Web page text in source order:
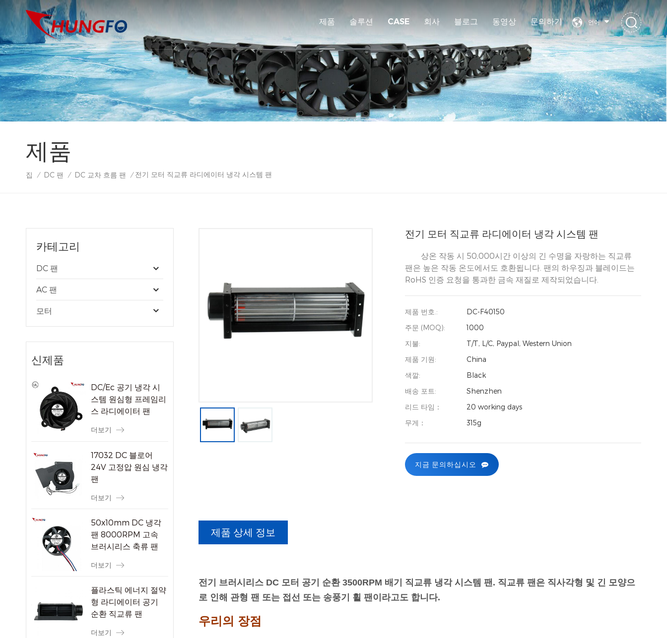
언어
제품 솔루션 CASE 회사 블로그 동영상 문의하기
제품
집 / DC 팬 / DC 교차 흐름 팬 / 전기 모터 직교류 라디에이터 냉각 시스템 팬
카테고리
DC 팬
AC 팬
모터
신제품
DC/Ec 공기 냉각 시
스템 원심형 프레임리
스 라디에이터 팬
더보기
17032 DC 블로어
24V 고정압 원심 냉각
팬
더보기
50x10mm DC 냉각
팬 8000RPM 고속
브러시리스 축류 팬
더보기
플라스틱 에너지 절약
형 라디에이터 공기
순환 직교류 팬
더보기
전기 모터 직교류 라디에이터 냉각 시스템 팬
상온 작동 시 50,000시간 이상의 긴 수명을 자랑하는 직교류
팬은 높은 작동 온도에서도 호환됩니다. 팬의 하우징과 블레이드는
RoHS 인증 요청을 통과한 금속 재질로 제작되었습니다.
제품 번호.:
DC-F40150
주문 (MOQ):
1000
지불:
T/T, L/C, Paypal, Western Union
제품 기원:
China
색깔:
Black
배송 포트:
Shenzhen
리드 타임：
20 working days
무게：
315g
지금 문의하십시오
제품 상세 정보
전기 브러시리스 DC 모터 공기 순환 3500RPM 배기 직교류 냉각 시스템 팬. 직교류 팬은 직사각형 및 긴 모양으
로 인해 관형 팬 또는 접선 또는 송풍기 휠 팬이라고도 합니다.
우리의 장점